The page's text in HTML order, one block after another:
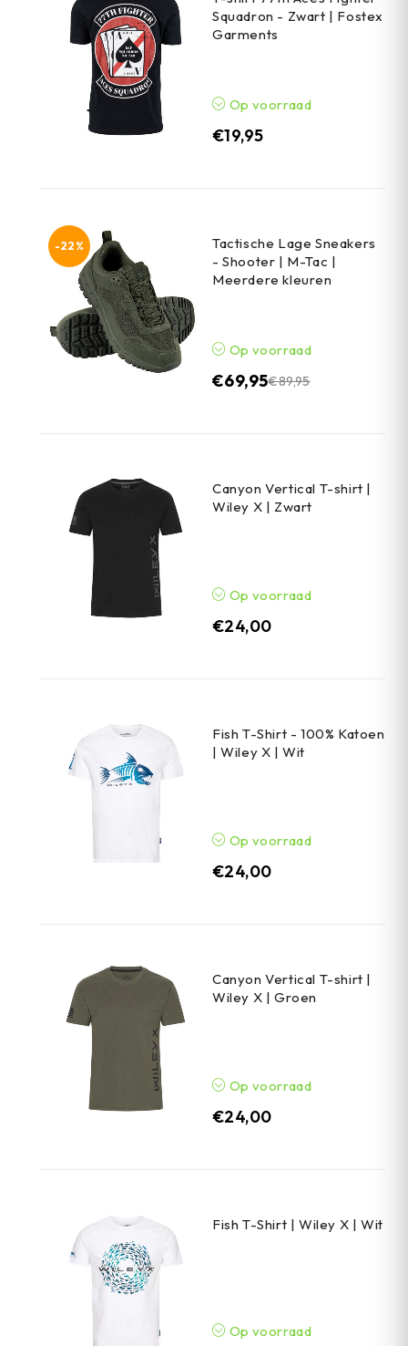
Squadron - Zwart | Fostex
Garments
Op voorraad
€19,95
-22%
Tactische Lage Sneakers
- Shooter | M-Tac |
Meerdere kleuren
Op voorraad
€89,95
€69,95
Canyon Vertical T-shirt |
Wiley X | Zwart
Op voorraad
€24,00
Fish T-Shirt - 100% Katoen
| Wiley X | Wit
Op voorraad
€24,00
Canyon Vertical T-shirt |
Wiley X | Groen
Op voorraad
€24,00
Fish T-Shirt | Wiley X | Wit
Op voorraad